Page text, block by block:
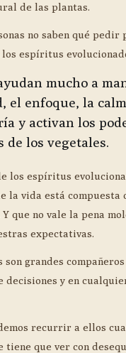
de las plantas.
no saben qué pedir
espíritus
mucho a
el enfoque, la
y activan los
de los vegetales.
los espíritus
la vida está compuesta
que no vale la pena
expectativas.
son grandes
decisiones y en
recurrir a ellos
tiene que ver con